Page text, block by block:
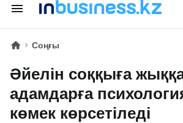
Соңғы
Әйелін соққыға
адамдарға
көмек көрсетіледі